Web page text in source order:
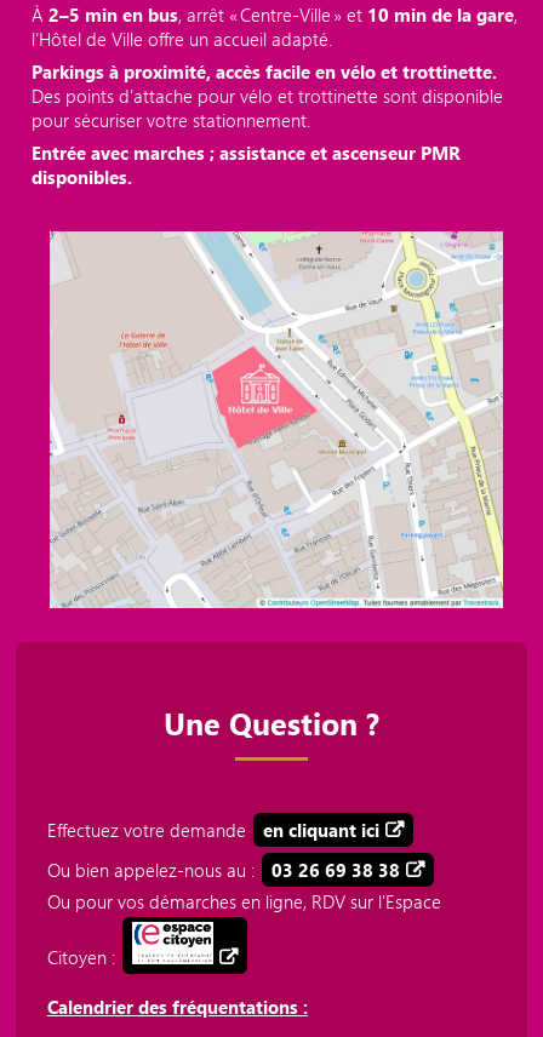
À2–5 min en bus, arrêt « Centre‑Ville » et 10 min de la gare,
l’Hôtel de Ville offre un accueil adapté.
Parkings à proximité, accès facile en vélo et trottinette.
Des points d'attache pour vélo et trottinette sont disponible
pour sécuriser votre stationnement.
Entrée avec marches ; assistance et ascenseur PMR
disponibles.
Une Question ?
Effectuez votre demande
en cliquant ici
Ou bien appelez-nous au :
03 26 69 38 38
Ou pour vos démarches en ligne, RDV sur l'Espace
Citoyen :
Calendrier des fréquentations :